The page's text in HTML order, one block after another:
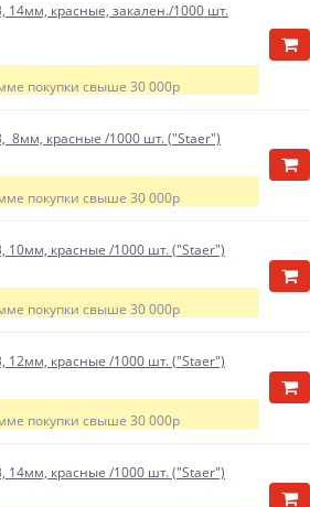
14мм, красные, закален./1000 шт.
покупки свыше 30 000р
8мм, красные /1000 шт. ("Staer")
покупки свыше 30 000р
10мм, красные /1000 шт. ("Staer")
покупки свыше 30 000р
12мм, красные /1000 шт. ("Staer")
покупки свыше 30 000р
14мм, красные /1000 шт. ("Staer")